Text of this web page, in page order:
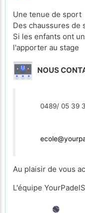
Une tenue de sport
Des chaussures de
Si les enfants ont
l'apporter au stage
NOUS
0489/ 05 39
Au plaisir de vous
L'équipe